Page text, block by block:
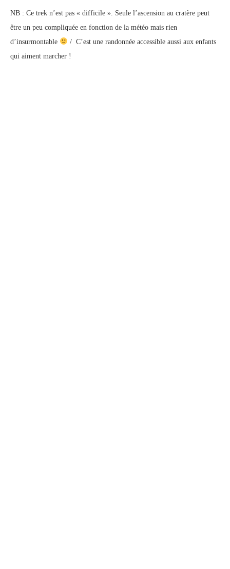
NB : Ce trek n’est pas « difficile ». Seule l’ascension au cratère peut
être un peu compliquée en fonction de la météo mais rien
d’insurmontable
/ C’est une randonnée accessible aussi aux enfants
qui aiment marcher !